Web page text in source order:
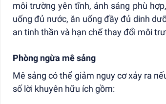
môi trường yên tĩnh, ánh sáng phù
uống đủ nước, ăn uống đầy đủ dinh
an tinh thần và hạn chế thay đổi môi
Phòng ngừa mê sảng
Mê sảng có thể giảm nguy cơ xảy ra
số lời khuyên hữu ích gồm: